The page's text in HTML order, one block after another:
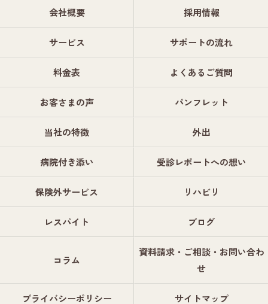
会社概要 採用情報
サービス サポートの流れ
料金表 よくあるご質問
お客さまの声 パンフレット
当社の特徴 外出
病院付き添い 受診レポートへの想い
保険外サービス リハビリ
レスパイト ブログ
コラム
資料請求・ご相談・お問い合わ
せ
プライバシーポリシー サイトマップ